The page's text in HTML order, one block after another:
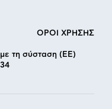
ΟΡΟΙ ΧΡΗΣΗΣ
τη σύσταση (ΕΕ)